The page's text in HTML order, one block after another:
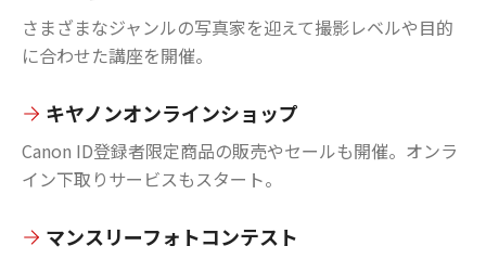
さまざまなジャンルの写真家を迎えて撮影レベルや目的
に合わせた講座を開催。
キヤノンオンラインショップ
Canon ID登録者限定商品の販売やセールも開催。オンラ
イン下取りサービスもスタート。
マンスリーフォトコンテスト